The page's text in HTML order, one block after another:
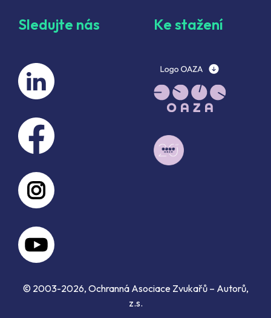
Sledujte nás Ke stažení
© 2003-2026, Ochranná Asociace Zvukařů – Autorů,
z.s.